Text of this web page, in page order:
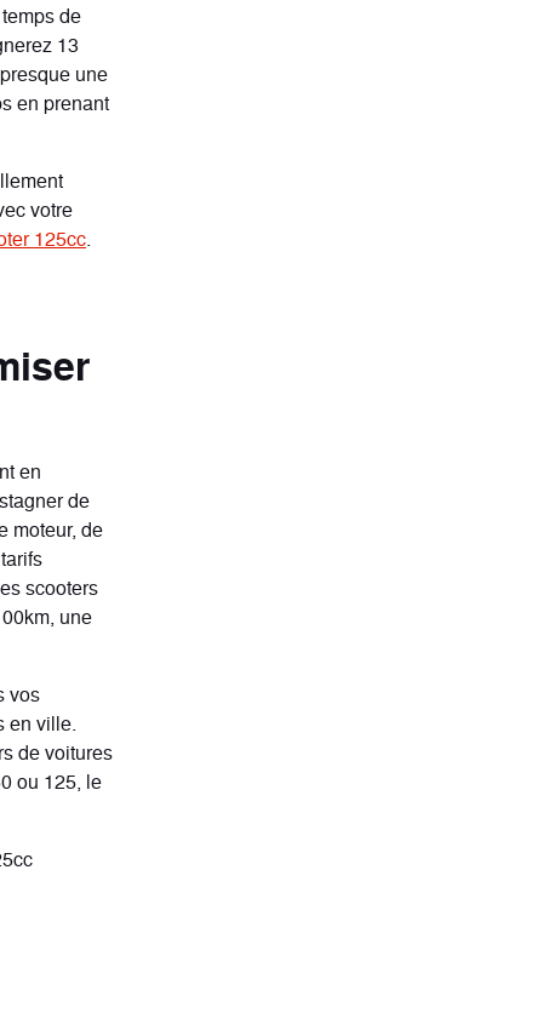
de
13
une
en prenant
votre
125cc.
en
de
moteur, de
scooters
une
vos
en ville.
de voitures
ou 125, le